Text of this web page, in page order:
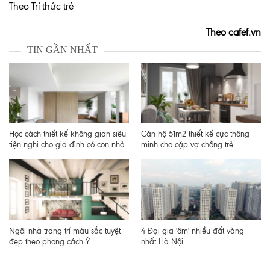
Theo Trí thức trẻ
Theo cafef.vn
TIN GẦN NHẤT
Học cách thiết kế không gian siêu
tiện nghi cho gia đình có con nhỏ
Căn hộ 51m2 thiết kế cực thông
minh cho cặp vợ chồng trẻ
Ngôi nhà trang trí màu sắc tuyệt
đẹp theo phong cách Ý
4 Đại gia 'ôm' nhiều đất vàng
nhất Hà Nội